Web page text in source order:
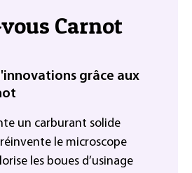
Carnot
grâce aux
un carburant solide
réinvente le microscope
les boues d’usinage